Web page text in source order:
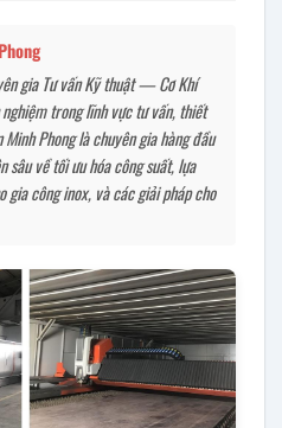
gia Tư vấn Kỹ thuật — Cơ Khí
trong lĩnh vực tư vấn, thiết
Phong là chuyên gia hàng đầu
sâu về tối ưu hóa công suất, lựa
công inox, và các giải pháp cho